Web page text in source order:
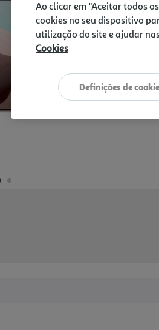
Ao clicar em "Aceitar todos
cookies no seu dispositivo
utilização do site e ajudar
Cookies
Definições de